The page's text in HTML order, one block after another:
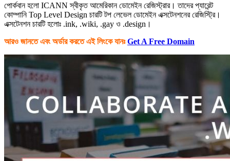
পোর্কবান হলো ICANN স্বীকৃত আমেরিকান ডোমেইন রেজিস্ট্রার। তাদের প্যারেন্ট
কোম্পানি Top Level Design চারটি টপ লেভেল ডোমেইন এক্সটেনশনের রেজিস্ট্রি।
এক্সটেনশন চারটি হলোঃ .ink, .wiki, .gay ও .design।
আরও জানতে এবং অর্ডার করতে এই লিংকে যানঃGet A Free Domain